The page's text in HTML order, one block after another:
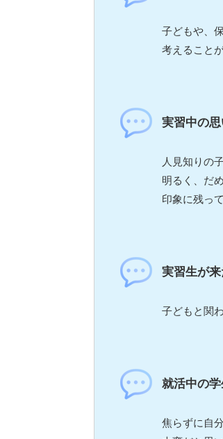
子どもや、
考えること
実習中の思
人見知りの
明るく、だ
印象に残っ
実習生が
子どもと関
就活中の学
焦らずに自